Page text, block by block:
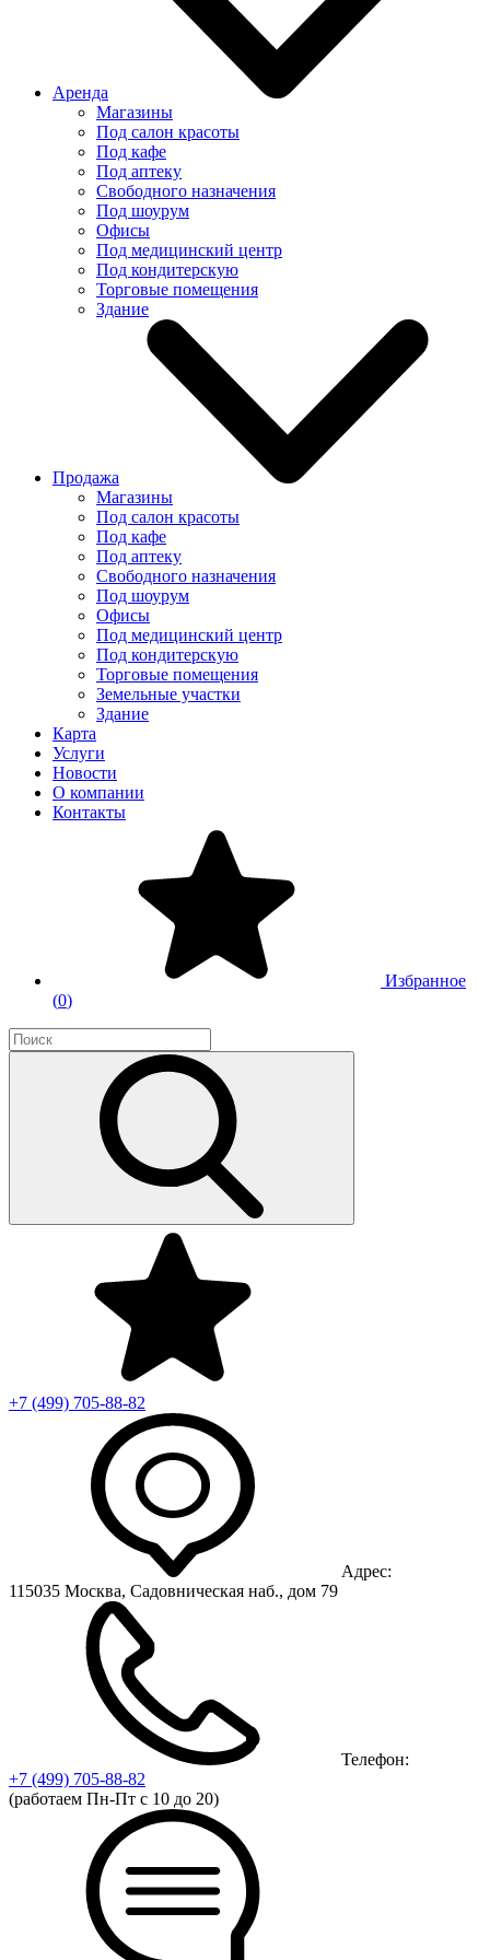
Аренда
Магазины
Под салон красоты
Под кафе
Под аптеку
Свободного назначения
Под шоурум
Офисы
Под медицинский центр
Под кондитерскую
Торговые помещения
Здание
Продажа
Магазины
Под салон красоты
Под кафе
Под аптеку
Свободного назначения
Под шоурум
Офисы
Под медицинский центр
Под кондитерскую
Торговые помещения
Земельные участки
Здание
Карта
Услуги
Новости
О компании
Контакты
Избранное
(0)
+7 (499) 705-88-82
Адрес:
115035 Москва, Садовническая наб., дом 79
Телефон:
+7 (499) 705-88-82
(работаем Пн-Пт с 10 до 20)